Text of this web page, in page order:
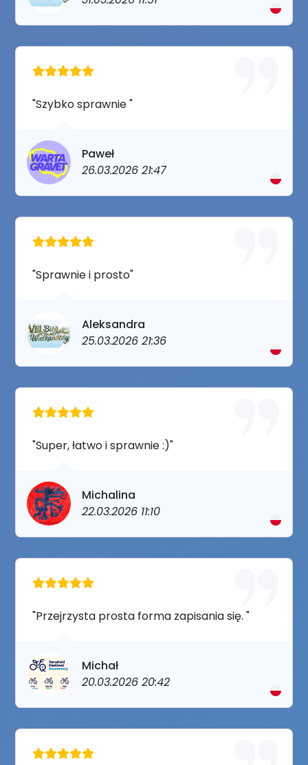
"Szybko sprawnie "
Paweł
26.03.2026 21:47
"Sprawnie i prosto"
Aleksandra
25.03.2026 21:36
"Super, łatwo i sprawnie :)"
Michalina
22.03.2026 11:10
"Przejrzysta prosta forma zapisania się. "
Michał
20.03.2026 20:42